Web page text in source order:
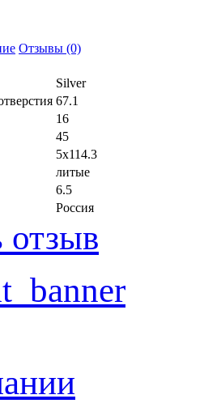
Отзывы (0)
Silver
67.1
16
45
5x114.3
литые
6.5
Россия
отзыв